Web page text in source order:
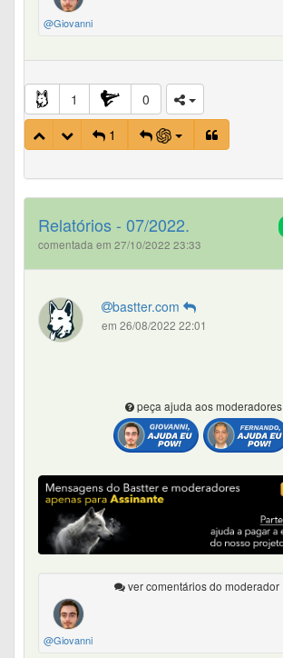
@Giovanni
1
0
1
Relatórios - 07/2022.
comentada em 27/10/2022 23:33
bastter.com
em 26/08/2022 22:01
peça ajuda aos moderadores
ver comentários do moderador
@Giovanni